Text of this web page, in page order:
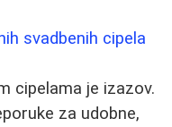
svadbenih cipela
cipelama je izazov.
za udobne,